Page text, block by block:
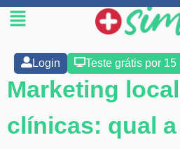
Login Teste grátis por 15
Marketing
clínicas: qual